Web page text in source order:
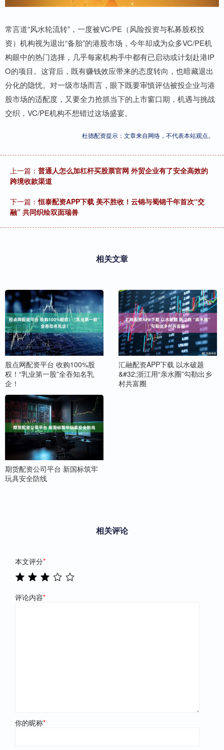
常言道“风水轮流转”，一度被VC/PE（风险投资与私募股权投
资）机构视为退出“备胎”的港股市场，今年却成为众多VC/PE机
构眼中的热门选择，几乎每家机构手中都有已启动或计划赴港IP
O的项目。这背后，既有赚钱效应带来的态度转向，也暗藏退出
分化的隐忧。对一级市场而言，眼下既要审慎评估被投企业与港
股市场的适配度，又要全力抢抓当下的上市窗口期，机遇与挑战
交织，VC/PE机构不想错过这场盛宴。
杜德配资提示：文章来自网络，不代表本站观点。
上一篇： 普通人怎么加杠杆买股票官网 外贸企业有了安全高效的
跨境收款渠道
下一篇：恒泰配资APP下载 美不胜收！云锦与蜀锦千年首次“交
融” 共同织绘双面瑞兽
相关文章
股点网配资平台 收购100%股
权！“乳业第一股”全吞知名乳
企！
汇融配资APP下载 以水破题
&#32;浙江用“亲水圈”勾勒出乡
村共富圈
期货配资公司平台 新国标筑牢
玩具安全防线
相关评论
本文评分*
评论内容*
你的昵称*